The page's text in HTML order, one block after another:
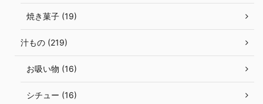
焼き菓子 (19)
汁もの (219)
お吸い物 (16)
シチュー (16)